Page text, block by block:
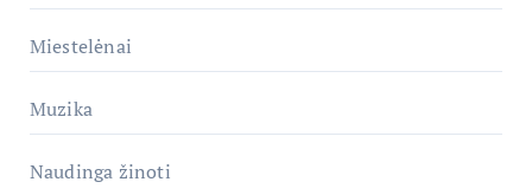
Miestelėnai
Muzika
Naudinga žinoti